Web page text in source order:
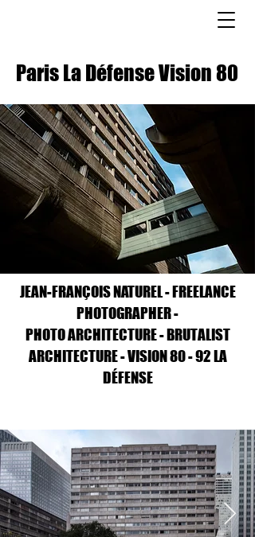
Paris La Défense Vision 80
JEAN-FRANÇOIS NATUREL - FREELANCE
PHOTOGRAPHER -
PHOTO ARCHITECTURE - BRUTALIST
ARCHITECTURE - VISION 80 - 92 LA
DÉFENSE